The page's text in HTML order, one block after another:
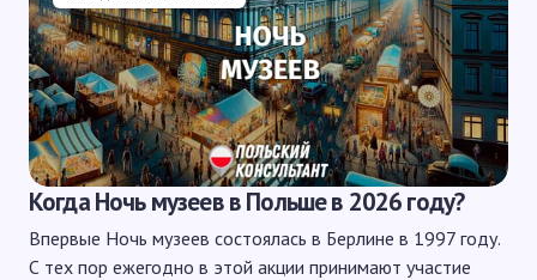
Когда Ночь музеев в Польше в 2026 году?
Впервые Ночь музеев состоялась в Берлине в 1997 году.
С тех пор ежегодно в этой акции принимают участие